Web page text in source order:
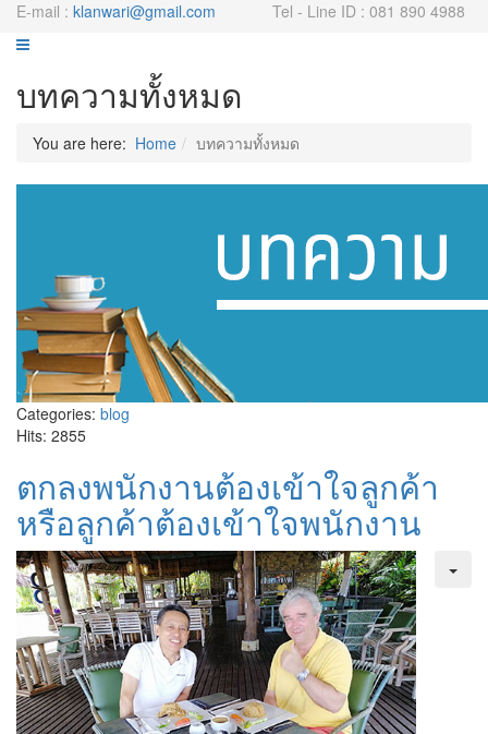
E-mail : klanwari@gmail.com Tel - Line ID : 081 890 4988
บทความทั้งหมด
You are here: Home บทความทั้งหมด
Categories: blog
Hits: 2855
ตกลงพนักงานต้องเข้าใจลูกค้า
หรือลูกค้าต้องเข้าใจพนักงาน